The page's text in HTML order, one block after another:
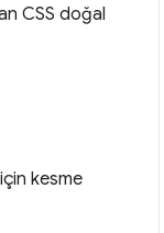
CSS doğal
kesme